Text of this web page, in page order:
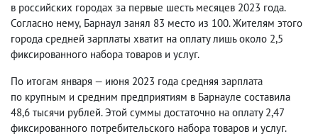
в российских городах за первые шесть месяцев 2023 года.
Согласно нему, Барнаул занял 83 место из 100. Жителям этого
города средней зарплаты хватит на оплату лишь около 2,5
фиксированного набора товаров и услуг.
По итогам января — июня 2023 года средняя зарплата
по крупным и средним предприятиям в Барнауле составила
48,6 тысячи рублей. Этой суммы достаточно на оплату 2,47
фиксированного потребительского набора товаров и услуг.